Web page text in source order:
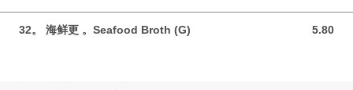
32。 海鲜更 。Seafood Broth (G) 5.80
5.80 GBP